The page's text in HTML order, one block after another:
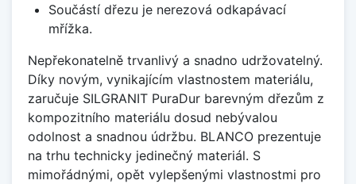
Součástí dřezu je nerezová odkapávací
mřížka.
Nepřekonatelně trvanlivý a snadno udržovatelný.
Díky novým, vynikajícím vlastnostem materiálu,
zaručuje SILGRANIT PuraDur barevným dřezům z
kompozitního materiálu dosud nebývalou
odolnost a snadnou údržbu. BLANCO prezentuje
na trhu technicky jedinečný materiál. S
mimořádnými, opět vylepšenými vlastnostmi pro